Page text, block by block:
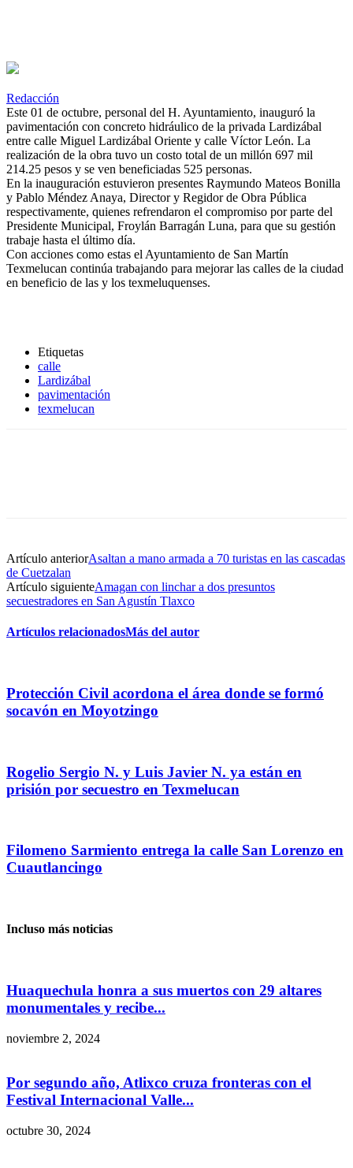
Redacción
Este 01 de octubre, personal del H. Ayuntamiento, inauguró la
pavimentación con concreto hidráulico de la privada Lardizábal
entre calle Miguel Lardizábal Oriente y calle Víctor León. La
realización de la obra tuvo un costo total de un millón 697 mil
214.25 pesos y se ven beneficiadas 525 personas.
En la inauguración estuvieron presentes Raymundo Mateos Bonilla
y Pablo Méndez Anaya, Director y Regidor de Obra Pública
respectivamente, quienes refrendaron el compromiso por parte del
Presidente Municipal, Froylán Barragán Luna, para que su gestión
trabaje hasta el último día.
Con acciones como estas el Ayuntamiento de San Martín
Texmelucan continúa trabajando para mejorar las calles de la ciudad
en beneficio de las y los texmeluquenses.
Etiquetas
calle
Lardizábal
pavimentación
texmelucan
Artículo anteriorAsaltan a mano armada a 70 turistas en las cascadas
de Cuetzalan
Artículo siguienteAmagan con linchar a dos presuntos
secuestradores en San Agustín Tlaxco
Artículos relacionadosMás del autor
Protección Civil acordona el área donde se formó
socavón en Moyotzingo
Rogelio Sergio N. y Luis Javier N. ya están en
prisión por secuestro en Texmelucan
Filomeno Sarmiento entrega la calle San Lorenzo en
Cuautlancingo
Incluso más noticias
Huaquechula honra a sus muertos con 29 altares
monumentales y recibe...
noviembre 2, 2024
Por segundo año, Atlixco cruza fronteras con el
Festival Internacional Valle...
octubre 30, 2024